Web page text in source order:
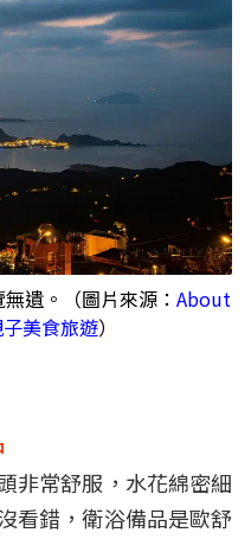
遺。（圖片來源： About
美食旅遊）
非常舒服，水花綿密細
看錯，衛浴備品是歐舒